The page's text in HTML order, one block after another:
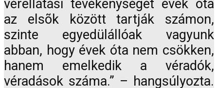
vérellátási tevékenységét évek óta
az elsõk között tartják számon,
szinte egyedülállóak vagyunk
abban, hogy évek óta nem csökken,
hanem emelkedik a véradók,
véradások száma.” – hangsúlyozta.